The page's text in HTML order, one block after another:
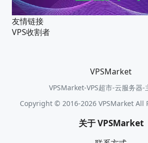
友情链接
VPS收割者
VPSMarket
VPSMarket-VPS超市-云服务器-
Copyright © 2016-2026 VPSMarket All
关于 VPSMarket